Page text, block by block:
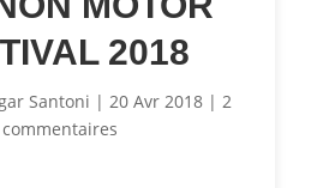
2018
Santoni |20 Avr 2018 |2
commentaires